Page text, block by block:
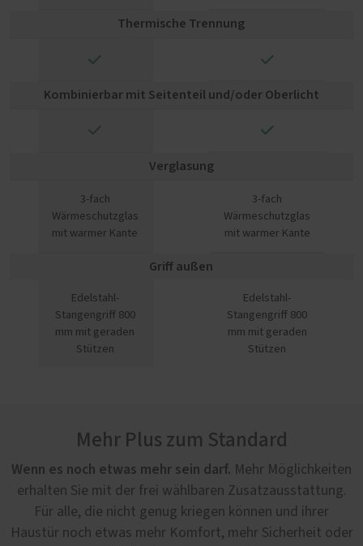
Thermische Trennung
✓ ✓
Kombinierbar mit Seitenteil und/oder Oberlicht
✓ ✓
Verglasung
3-fach
Wärmeschutzglas
mit warmer Kante
3-fach
Wärmeschutzglas
mit warmer Kante
Griff außen
Edelstahl-
Stangengriff 800
mm mit geraden
Stützen
Edelstahl-
Stangengriff 800
mm mit geraden
Stützen
Mehr Plus zum Standard
Wenn es noch etwas mehr sein darf. Mehr Möglichkeiten
erhalten Sie mit der frei wählbaren Zusatzausstattung.
Für alle, die nicht genug kriegen können und ihrer
Haustür noch etwas mehr Komfort, mehr Sicherheit oder